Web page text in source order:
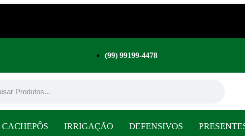
(99) 99199-4478
IRRIGAÇÃO DEFENSIVOS